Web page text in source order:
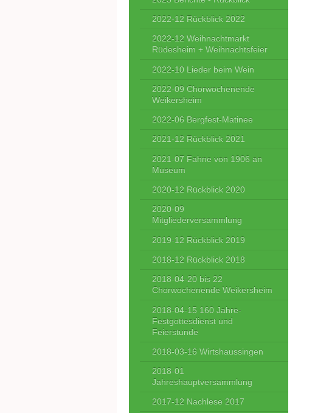
2022-12 Rückblick 2022
2022-12 Weihnachtmarkt
Rüdesheim + Weihnachtsfeier
2022-10 Lieder beim Wein
2022-09 Chorwochenende
Weikersheim
2022-06 Bergfest-Matinee
2021-12 Rückblick 2021
2021-07 Fahne von 1906 an
Museum
2020-12 Rückblick 2020
2020-09
Mitgliederversammlung
2019-12 Rückblick 2019
2018-12 Rückblick 2018
2018-04-20 bis 22
Chorwochenende Weikersheim
2018-04-15 160 Jahre-
Festgottesdienst und
Feierstunde
2018-03-16 Wirtshaussingen
2018-01
Jahreshauptversammlung
2017-12 Nachlese 2017